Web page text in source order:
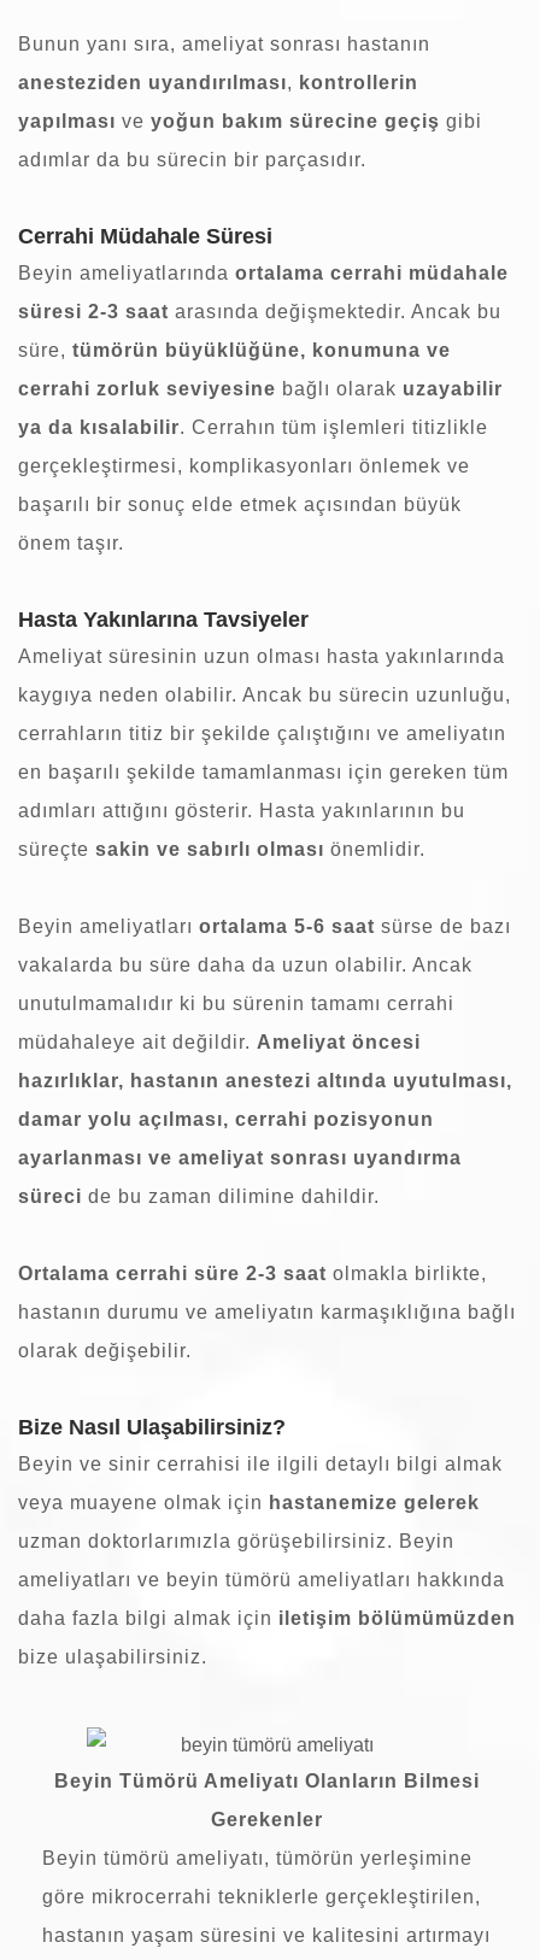
Bunun yanı sıra, ameliyat sonrası hastanın
anesteziden uyandırılması, kontrollerin
yapılması ve yoğun bakım sürecine geçiş gibi
adımlar da bu sürecin bir parçasıdır.
Cerrahi Müdahale Süresi
Beyin ameliyatlarında ortalama cerrahi müdahale
süresi 2-3 saat arasında değişmektedir. Ancak bu
süre, tümörün büyüklüğüne, konumuna ve
cerrahi zorluk seviyesine bağlı olarak uzayabilir
ya da kısalabilir. Cerrahın tüm işlemleri titizlikle
gerçekleştirmesi, komplikasyonları önlemek ve
başarılı bir sonuç elde etmek açısından büyük
önem taşır.
Hasta Yakınlarına Tavsiyeler
Ameliyat süresinin uzun olması hasta yakınlarında
kaygıya neden olabilir. Ancak bu sürecin uzunluğu,
cerrahların titiz bir şekilde çalıştığını ve ameliyatın
en başarılı şekilde tamamlanması için gereken tüm
adımları attığını gösterir. Hasta yakınlarının bu
süreçte sakin ve sabırlı olması önemlidir.
Beyin ameliyatları ortalama 5-6 saat sürse de bazı
vakalarda bu süre daha da uzun olabilir. Ancak
unutulmamalıdır ki bu sürenin tamamı cerrahi
müdahaleye ait değildir. Ameliyat öncesi
hazırlıklar, hastanın anestezi altında uyutulması,
damar yolu açılması, cerrahi pozisyonun
ayarlanması ve ameliyat sonrası uyandırma
süreci de bu zaman dilimine dahildir.
Ortalama cerrahi süre 2-3 saat olmakla birlikte,
hastanın durumu ve ameliyatın karmaşıklığına bağlı
olarak değişebilir.
Bize Nasıl Ulaşabilirsiniz?
Beyin ve sinir cerrahisi ile ilgili detaylı bilgi almak
veya muayene olmak için hastanemize gelerek
uzman doktorlarımızla görüşebilirsiniz. Beyin
ameliyatları ve beyin tümörü ameliyatları hakkında
daha fazla bilgi almak için iletişim bölümümüzden
bize ulaşabilirsiniz.
Beyin Tümörü Ameliyatı Olanların Bilmesi
Gerekenler
Beyin tümörü ameliyatı, tümörün yerleşimine
göre mikrocerrahi tekniklerle gerçekleştirilen,
hastanın yaşam süresini ve kalitesini artırmayı